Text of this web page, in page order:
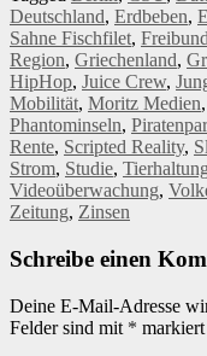
Deutschland, Erdbeben,
Sahne Fischfilet,
Region, Griechenland,
HipHop, Juice Crew,
Mobilität, Moritz Medien,
Phantominseln,
Rente, Scripted Reality,
Strom, Studie,
Videoüberwachung,
Zeitung, Zinsen
Schreibe einen
Deine E-Mail-Adresse
Felder sind mit * markiert